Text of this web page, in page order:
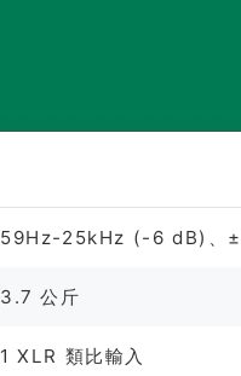
59Hz-25kHz (-6 dB)、
3.7 公斤
1 XLR 類比輸入